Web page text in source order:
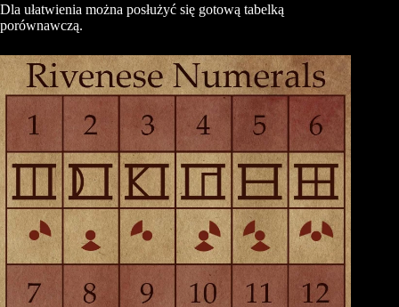
Dla ułatwienia można posłużyć się gotową tabelką
porównawczą.